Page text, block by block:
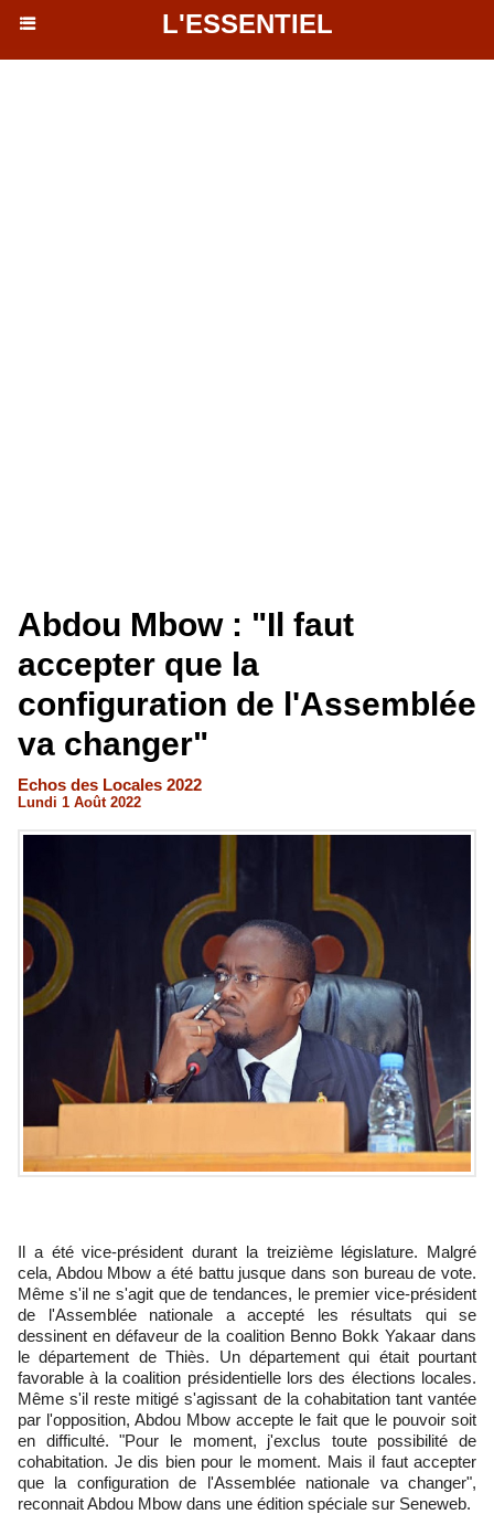
L'ESSENTIEL
Abdou Mbow : "Il faut
accepter que la
configuration de l'Assemblée
va changer"
Echos des Locales 2022
Lundi 1 Août 2022
Il a été vice-président durant la treizième législature. Malgré
cela, Abdou Mbow a été battu jusque dans son bureau de vote.
Même s'il ne s'agit que de tendances, le premier vice-président
de l'Assemblée nationale a accepté les résultats qui se
dessinent en défaveur de la coalition Benno Bokk Yakaar dans
le département de Thiès. Un département qui était pourtant
favorable à la coalition présidentielle lors des élections locales.
Même s'il reste mitigé s'agissant de la cohabitation tant vantée
par l'opposition, Abdou Mbow accepte le fait que le pouvoir soit
en difficulté. "Pour le moment, j'exclus toute possibilité de
cohabitation. Je dis bien pour le moment. Mais il faut accepter
que la configuration de l'Assemblée nationale va changer",
reconnait Abdou Mbow dans une édition spéciale sur Seneweb.